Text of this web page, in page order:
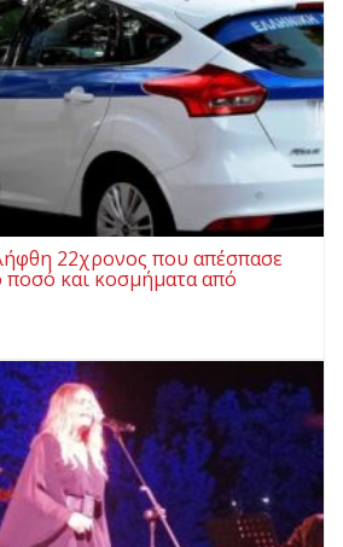
22χρονος που απέσπασε
ποσό και κοσμήματα από